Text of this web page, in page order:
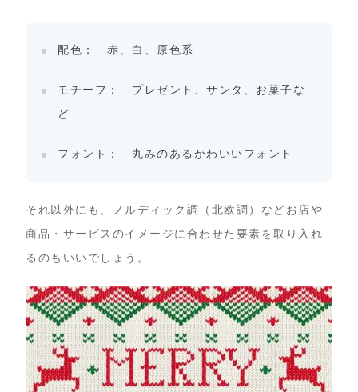
配色： 赤、白、原色系
モチーフ： プレゼント、サンタ、お菓子な
ど
フォント： 丸みのあるかわいいフォント
それ以外にも、ノルディック調（北欧調）などお店や
商品・サービスのイメージに合わせた要素を取り入れ
るのもいいでしょう。